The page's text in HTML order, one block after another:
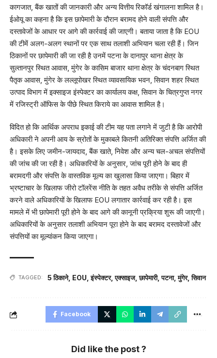
कागजात, बैंक खातों की जानकारी और अन्य वित्तीय रिकॉर्ड खंगालना शामिल है।
ईओयू का कहना है कि इस छापेमारी के दौरान बरामद होने वाली संपत्ति और
दस्तावेजों के आधार पर आगे की कार्रवाई की जाएगी। बताया जाता है कि EOU
की टीमें अलग-अलग स्थानों पर एक साथ तलाशी अभियान चला रही हैं। जिन
ठिकानों पर छापेमारी की जा रही है उनमें पटना के दानापुर थाना क्षेत्र के
सुल्तानपुर स्थित आवास, मुंगेर के कासिम बाजार थाना क्षेत्र के चंदनबाग स्थित
पैतृक आवास, मुंगेर के लल्लूपोखर स्थित व्यावसायिक भवन, सिवान शहर स्थित
उत्पाद विभाग में इक्साइज इंस्पेक्टर का कार्यालय कक्ष, सिवान के चित्रगुप्त नगर
में रजिस्ट्री ऑफिस के पीछे स्थित किराये का आवास शामिल है।
विदित हो कि आर्थिक अपराध इकाई की टीम यह पता लगाने में जुटी है कि आरोपी
अधिकारी ने अपनी आय के स्रोतों के मुकाबले कितनी अतिरिक्त संपत्ति अर्जित की
है। इसके लिए जमीन-जायदाद, बैंक खाते, निवेश और अन्य चल-अचल संपत्तियों
की जांच की जा रही है। अधिकारियों के अनुसार, जांच पूरी होने के बाद ही
बरामदगी और संपत्ति के वास्तविक मूल्य का खुलासा किया जाएगा। बिहार में
भ्रष्टाचार के खिलाफ जीरो टॉलरेंस नीति के तहत अवैध तरीके से संपत्ति अर्जित
करने वाले अधिकारियों के खिलाफ EOU लगातार कार्रवाई कर रही है। इस
मामले में भी छापेमारी पूरी होने के बाद आगे की कानूनी प्रक्रिया शुरू की जाएगी।
अधिकारियों के अनुसार तलाशी अभियान पूरा होने के बाद बरामद दस्तावेजों और
संपत्तियों का मूल्यांकन किया जाएगा।
TAGGED: 5 ठिकाने, EOU ,इंस्पेक्टर,एक्साइज,छापेमारी,पटना,मुंगेर,सिवान
Facebook
Did like the post ?